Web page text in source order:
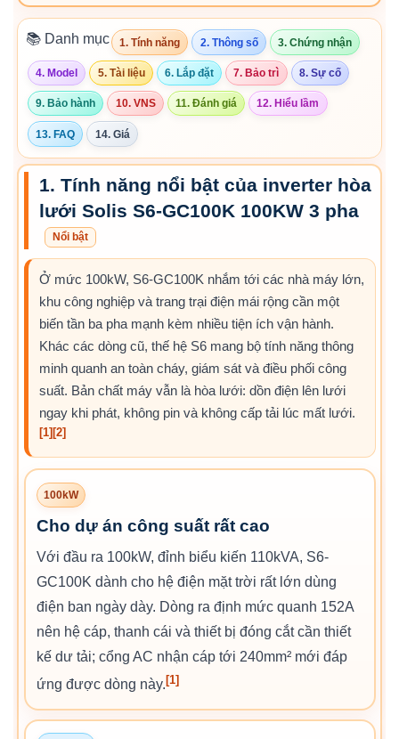
📚 Danh mục 1. Tính năng 2. Thông số 3. Chứng nhận
4. Model 5. Tài liệu 6. Lắp đặt 7. Bảo trì 8. Sự cố
9. Bảo hành 10. VNS 11. Đánh giá 12. Hiểu lầm
13. FAQ 14. Giá
1. Tính năng nổi bật của inverter hòa
lưới Solis S6-GC100K 100KW 3 pha
Nổi bật
Ở mức 100kW, S6-GC100K nhắm tới các nhà máy lớn,
khu công nghiệp và trang trại điện mái rộng cần một
biến tần ba pha mạnh kèm nhiều tiện ích vận hành.
Khác các dòng cũ, thế hệ S6 mang bộ tính năng thông
minh quanh an toàn cháy, giám sát và điều phối công
suất. Bản chất máy vẫn là hòa lưới: dồn điện lên lưới
ngay khi phát, không pin và không cấp tải lúc mất lưới.
[1] [2]
100kW
Cho dự án công suất rất cao
Với đầu ra 100kW, đỉnh biểu kiến 110kVA, S6-
GC100K dành cho hệ điện mặt trời rất lớn dùng
điện ban ngày dày. Dòng ra định mức quanh 152A
nên hệ cáp, thanh cái và thiết bị đóng cắt cần thiết
kế dư tải; cổng AC nhận cáp tới 240mm² mới đáp
ứng được dòng này. [1]